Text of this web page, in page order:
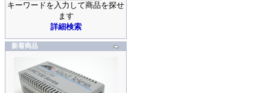
キーワードを入力して商品を探せ
ます
詳細検索
新着商品